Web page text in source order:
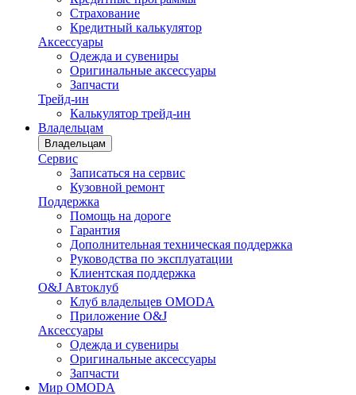
Страхование
Кредитный калькулятор
Аксессуары
Одежда и сувениры
Оригинальные аксессуары
Запчасти
Трейд-ин
Калькулятор трейд-ин
Владельцам
Владельцам
Сервис
Записаться на сервис
Кузовной ремонт
Поддержка
Помощь на дороге
Гарантия
Дополнительная техническая поддержка
Руководства по эксплуатации
Клиентская поддержка
O&J Автоклуб
Клуб владельцев OMODA
Приложение O&J
Аксессуары
Одежда и сувениры
Оригинальные аксессуары
Запчасти
Мир OMODA